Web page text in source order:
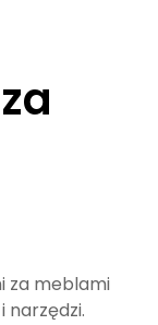
za meblami
narzędzi.